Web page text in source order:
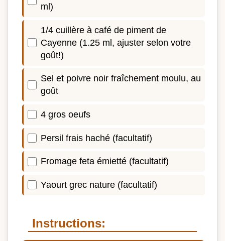
ml)
1/4 cuillère à café de piment de
Cayenne (1.25 ml, ajuster selon votre
goût!)
Sel et poivre noir fraîchement moulu, au
goût
4 gros oeufs
Persil frais haché (facultatif)
Fromage feta émietté (facultatif)
Yaourt grec nature (facultatif)
Instructions: